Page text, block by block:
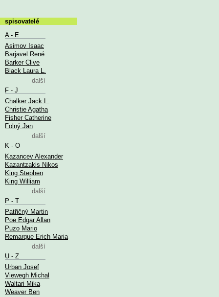
spisovatelé
A - E
Asimov Isaac
Barjavel René
Barker Clive
Black Laura L.
další
F - J
Chalker Jack L.
Christie Agatha
Fisher Catherine
Folný Jan
další
K - O
Kazancev Alexander
Kazantzakis Nikos
King Stephen
King William
další
P - T
Patřičný Martin
Poe Edgar Allan
Puzo Mario
Remarque Erich Maria
další
U - Z
Urban Josef
Viewegh Michal
Waltari Mika
Weaver Ben